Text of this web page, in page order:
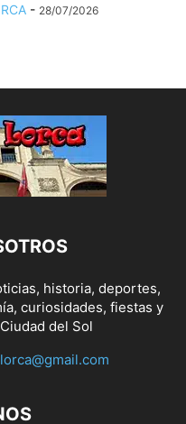
- 28/07/2026
historia, deportes,
curiosidades, fiestas y
del Sol